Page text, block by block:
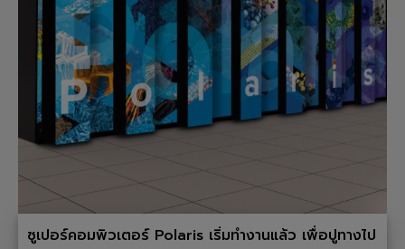
ซูเปอร์คอมพิวเตอร์ Polaris เริ่มทำงานแล้ว เพื่อปูทางไป